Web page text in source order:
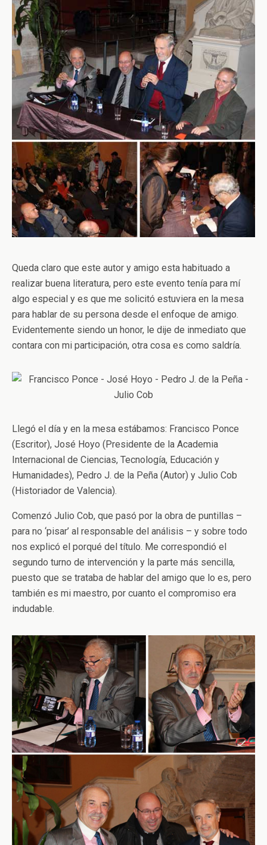
Queda claro que este autor y amigo esta habituado a
realizar buena literatura, pero este evento tenía para mí
algo especial y es que me solicitó estuviera en la mesa
para hablar de su persona desde el enfoque de amigo.
Evidentemente siendo un honor, le dije de inmediato que
contara con mi participación, otra cosa es como saldría.
Llegó el día y en la mesa estábamos: Francisco Ponce
(Escritor), José Hoyo (Presidente de la Academia
Internacional de Ciencias, Tecnología, Educación y
Humanidades), Pedro J. de la Peña (Autor) y Julio Cob
(Historiador de Valencia).
Comenzó Julio Cob, que pasó por la obra de puntillas –
para no ‘pisar’ al responsable del análisis – y sobre todo
nos explicó el porqué del título. Me correspondió el
segundo turno de intervención y la parte más sencilla,
puesto que se trataba de hablar del amigo que lo es, pero
también es mi maestro, por cuanto el compromiso era
indudable.